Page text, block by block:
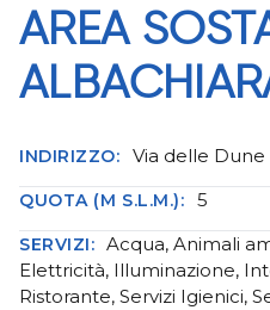
AREA
INDIRIZZO: Via delle Dune
QUOTA (M S.L.M.): 5
SERVIZI: Acqua, Animali
Elettricità, Illuminazione,
Ristorante, Servizi Igienici,